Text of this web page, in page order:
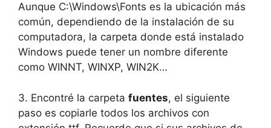
Aunque C:\Windows\Fonts es la ubicación más
común, dependiendo de la instalación de su
computadora, la carpeta donde está instalado
Windows puede tener un nombre diferente
como WINNT, WINXP, WIN2K…
3. Encontré la carpeta fuentes, el siguiente
paso es copiarle todos los archivos con